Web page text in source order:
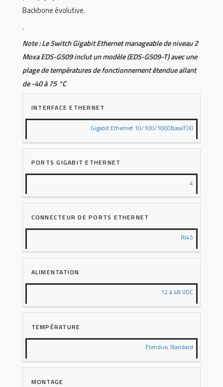
Backbone évolutive.
.
Note : Le Switch Gigabit Ethernet manageable de niveau 2
Moxa EDS-G509 inclut un modèle (EDS-G509-T) avec une
plage de températures de fonctionnement étendue allant
de -40 à 75 °C
INTERFACE ETHERNET
Gigabit Ethernet 10/100/1000BaseT(X)
PORTS GIGABIT ETHERNET
4
CONNECTEUR DE PORTS ETHERNET
RJ45
ALIMENTATION
12 à 48 VDC
TEMPÉRATURE
Étendue,Standard
MONTAGE